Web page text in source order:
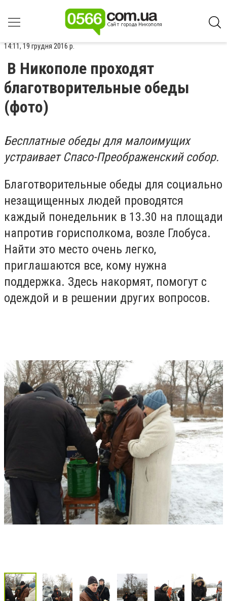
14:11, 19 грудня 2016 р.
В Никополе проходят
благотворительные обеды
(фото)
Бесплатные обеды для малоимущих
устраивает Спасо-Преображенский собор.
Благотворительные обеды для социально
незащищенных людей проводятся
каждый понедельник в 13.30 на площади
напротив горисполкома, возле Глобуса.
Найти это место очень легко,
приглашаются все, кому нужна
поддержка. Здесь накормят, помогут с
одеждой и в решении других вопросов.